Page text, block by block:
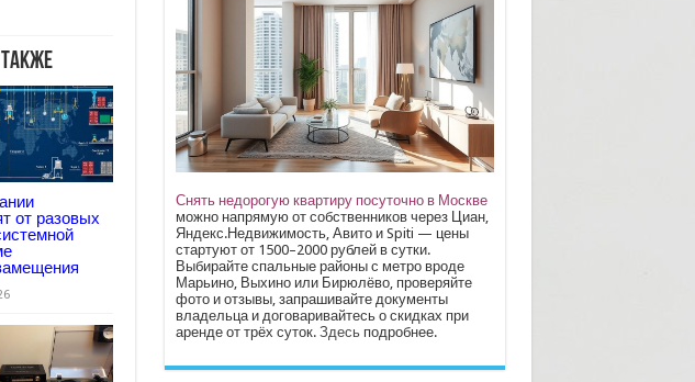
от разовых
Снять недорогую квартиру посуточно в Москве
можно напрямую от собственников через Циан,
Яндекс.Недвижимость, Авито и Spiti — цены
стартуют от 1500–2000 рублей в сутки.
Выбирайте спальные районы с метро вроде
Марьино, Выхино или Бирюлёво, проверяйте
фото и отзывы, запрашивайте документы
владельца и договаривайтесь о скидках при
аренде от трёх суток. Здесьподробнее.